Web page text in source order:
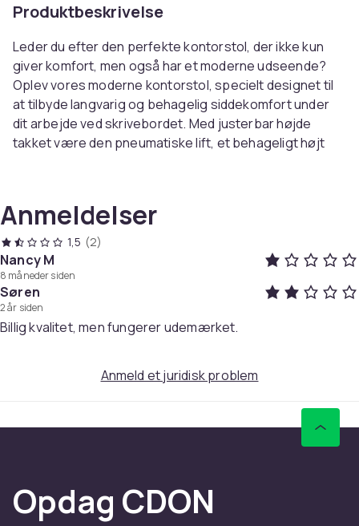
Produktbeskrivelse
Leder du efter den perfekte kontorstol, der ikke kun
giver komfort, men også har et moderne udseende?
Oplev vores moderne kontorstol, specielt designet til
at tilbyde langvarig og behagelig siddekomfort under
dit arbejde ved skrivebordet. Med justerbar højde
takket være den pneumatiske lift, et behageligt højt
en finish af høj kvalitet, hvilket gør den perfekt til
moderne interiør.
Når du arbejder ved dit skrivebord, er en behagelig
kontorstol af stor betydning. Denne drejestol giver den
perfekte siddekomfort til langvarig brug, så du kan
arbejde komfortabelt og ergonomisk, selv under lange
projekter. Det høje ryglæn aflaster din ryg og
overflade tilpasser sig din ryg for optimal støtte. Den
pneumatiske lift kan du nemt justere stolens højde til
dine personlige behov. Kontorstolen er udstyret med
dit kontor uden at forårsage ridser på gulvet.
Specifikationer:
Anmeldelser
1,5 (2)
Nancy M
8 måneder siden
Søren
2 år siden
Billig kvalitet, men fungerer udemærket.
Anmeld et juridisk problem
Opdag CDON